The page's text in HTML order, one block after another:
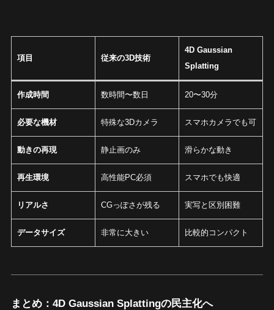
項目 従来の3D技術
4D Gaussian
Splatting
作成時間 数時間〜数日 20〜30分
必要な機材 特殊な3Dカメラ スマホカメラでも可
動きの再現 静止画のみ 滑らかな動き
再生環境 高性能PC必須 スマホでも快適
リアルさ CGっぽさが残る 実写と区別困難
データサイズ 非常に大きい 比較的コンパクト
まとめ：4D Gaussian Splattingの民主化へ